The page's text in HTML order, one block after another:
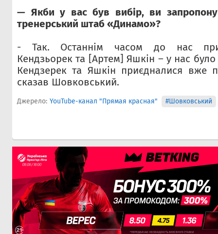
— Якби у вас був вибір, ви
тренерський штаб «Динамо»?
- Так. Останнім часом до нас
Кендзьорек та [Артем] Яшкін – у нас було
Кендзерек та Яшкін приєдналися вже
сказав Шовковський.
Джерело: YouTube-канал "Прямая красная" #Шовковський